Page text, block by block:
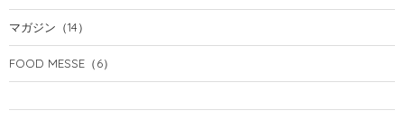
マガジン （14）
FOOD MESSE （6）